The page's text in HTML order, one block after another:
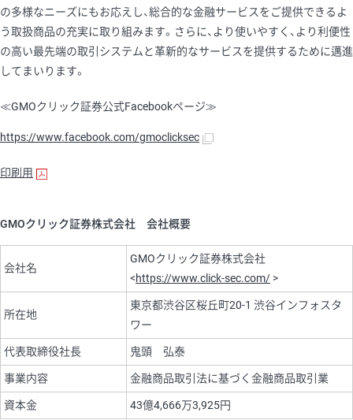
の多様なニーズにもお応えし、総合的な金融サービスをご提供できるよ
う取扱商品の充実に取り組みます。さらに、より使いやすく、より利便性
の高い最先端の取引システムと革新的なサービスを提供するために邁進
してまいります。
≪GMOクリック証券公式Facebookページ≫
https://www.facebook.com/gmoclicksec
印刷用
GMOクリック証券株式会社 会社概要
会社名
GMOクリック証券株式会社
<https://www.click-sec.com/ >
所在地
東京都渋谷区桜丘町20-1 渋谷インフォスタ
ワー
代表取締役社長 鬼頭 弘泰
事業内容 金融商品取引法に基づく金融商品取引業
資本金 43億4,666万3,925円